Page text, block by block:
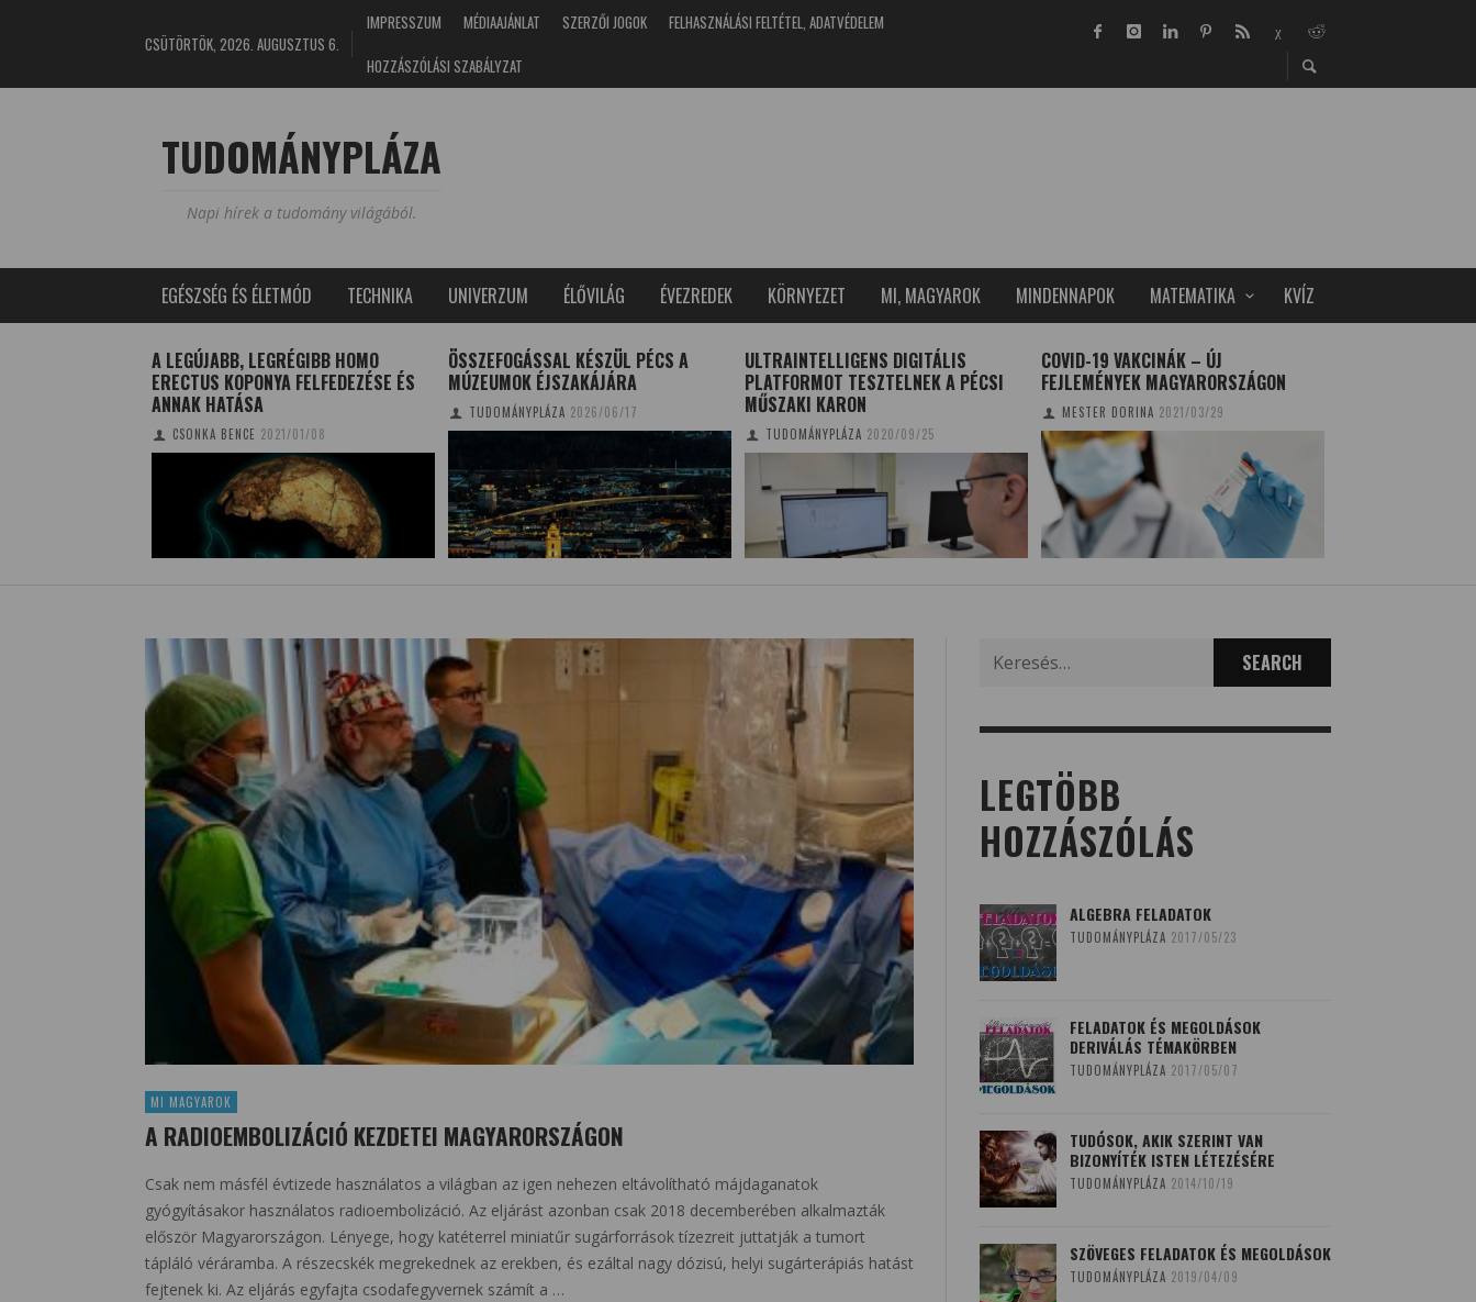
CSÜTÖRTÖK, 2026. AUGUSZTUS 6.
IMPRESSZUM MÉDIAAJÁNLAT SZERZŐI JOGOK
FELHASZNÁLÁSI FELTÉTEL, ADATVÉDELEM
HOZZÁSZÓLÁSI SZABÁLYZAT
TUDOMÁNYPLÁZA
Napi hírek a tudomány világából.
EGÉSZSÉG ÉS ÉLETMÓD TECHNIKA UNIVERZUM ÉLŐVILÁG ÉVEZREDEK KÖRNYEZET MI, MAGYAROK MINDENNAPOK MATEMATIKA KVÍZ
A LEGÚJABB, LEGRÉGIBB HOMO
ERECTUS KOPONYA FELFEDEZÉSE ÉS
ANNAK HATÁSA
CSONKA BENCE 2021/01/08
ÖSSZEFOGÁSSAL KÉSZÜL PÉCS A
MÚZEUMOK ÉJSZAKÁJÁRA
TUDOMÁNYPLÁZA 2026/06/17
ULTRAINTELLIGENS DIGITÁLIS
PLATFORMOT TESZTELNEK A PÉCSI
MŰSZAKI KARON
TUDOMÁNYPLÁZA 2020/09/25
COVID-19 VAKCINÁK – ÚJ
FEJLEMÉNYEK MAGYARORSZÁGON
MESTER DORINA 2021/03/29
MI MAGYAROK
A RADIOEMBOLIZÁCIÓ KEZDETEI MAGYARORSZÁGON
Csak nem másfél évtizede használatos a világban az igen nehezen eltávolítható májdaganatok
gyógyításakor használatos radioembolizáció. Az eljárást azonban csak 2018 decemberében alkalmazták
először Magyarországon. Lényege, hogy katéterrel miniatűr sugárforrások tízezreit juttatják a tumort
tápláló véráramba. A részecskék megrekednek az erekben, és ezáltal nagy dózisú, helyi sugárterápiás hatást
fejtenek ki. Az eljárás egyfajta csodafegyvernek számít a …
for:
LEGTÖBB
HOZZÁSZÓLÁS
ALGEBRA FELADATOK
TUDOMÁNYPLÁZA 2017/05/23
FELADATOK ÉS MEGOLDÁSOK
DERIVÁLÁS TÉMAKÖRBEN
TUDOMÁNYPLÁZA 2017/05/07
TUDÓSOK, AKIK SZERINT VAN
BIZONYÍTÉK ISTEN LÉTEZÉSÉRE
TUDOMÁNYPLÁZA 2014/10/19
SZÖVEGES FELADATOK ÉS MEGOLDÁSOK
TUDOMÁNYPLÁZA 2019/04/09